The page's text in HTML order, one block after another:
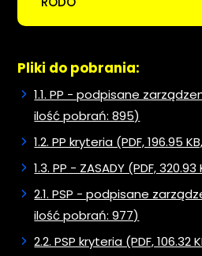
Pliki do pobrania:
1.1. PP - podpisane
ilość pobrań: 895)
1.2. PP kryteria (PDF, 196.95
1.3. PP - ZASADY (PDF,
2.1. PSP - podpisane
ilość pobrań: 977)
2.2. PSP kryteria (PDF,